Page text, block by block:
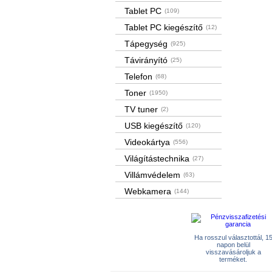
Tablet PC (109)
Tablet PC kiegészítő (12)
Tápegység (925)
Távirányító (25)
Telefon (68)
Toner (1950)
TV tuner (2)
USB kiegészítő (120)
Videokártya (556)
Világítástechnika (27)
Villámvédelem (63)
Webkamera (144)
Ha rosszul választottál, 15
napon belül
visszavásároljuk a
terméket.